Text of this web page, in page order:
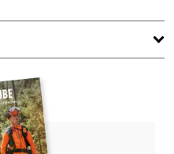
Seitenanzahl
224
Einband
Paperback